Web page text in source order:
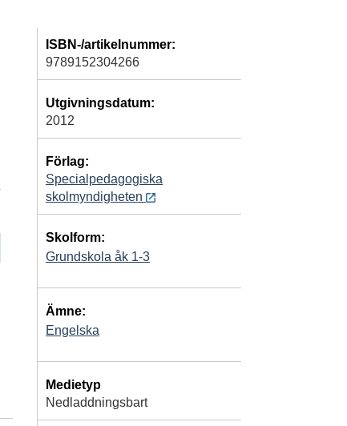
ISBN-/artikelnummer:
9789152304266
Utgivningsdatum:
2012
Förlag:
Specialpedagogiska
skolmyndigheten
Skolform:
Grundskola åk 1-3
Ämne:
Engelska
Medietyp
Nedladdningsbart